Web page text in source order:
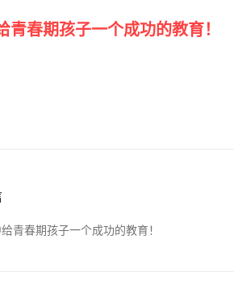
春期孩子一个成功的教育！